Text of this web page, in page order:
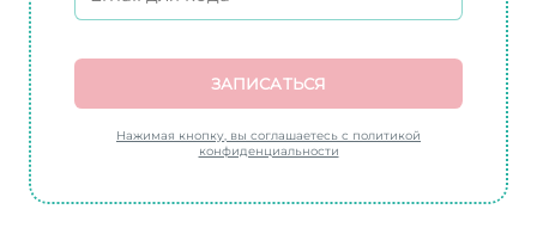
ЗАПИСАТЬСЯ
Нажимая кнопку, вы соглашаетесь с политикой
конфиденциальности